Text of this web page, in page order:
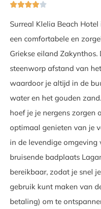

Surreal Klelia Beach
een comfortabele en
Griekse eiland
steenworp afstand van
waardoor je altijd in de
water en het gouden
hoef je je nergens zorgen
optimaal genieten van je
in de levendige
bruisende badplaats
bereikbaar, zodat je snel
gebruik kunt maken van
betaling) om te